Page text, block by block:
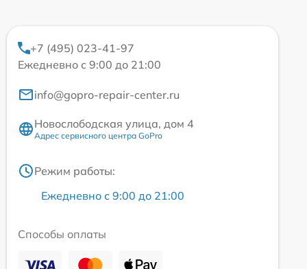
+7 (495) 023-41-97
Ежедневно с 9:00 до 21:00
info@gopro-repair-center.ru
Новослободская улица, дом 4
Адрес сервисного центра GoPro
Режим работы:
Ежедневно с 9:00 до 21:00
Способы оплаты